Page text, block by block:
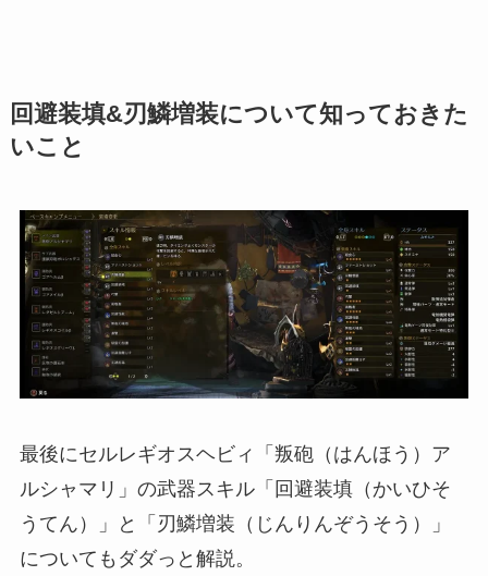
回避装填&刃鱗増装について知っておきた
いこと
最後にセルレギオスヘビィ「叛砲（はんほう）ア
ルシャマリ」の武器スキル「回避装填（かいひそ
うてん）」と「刃鱗増装（じんりんぞうそう）」
についてもダダっと解説。